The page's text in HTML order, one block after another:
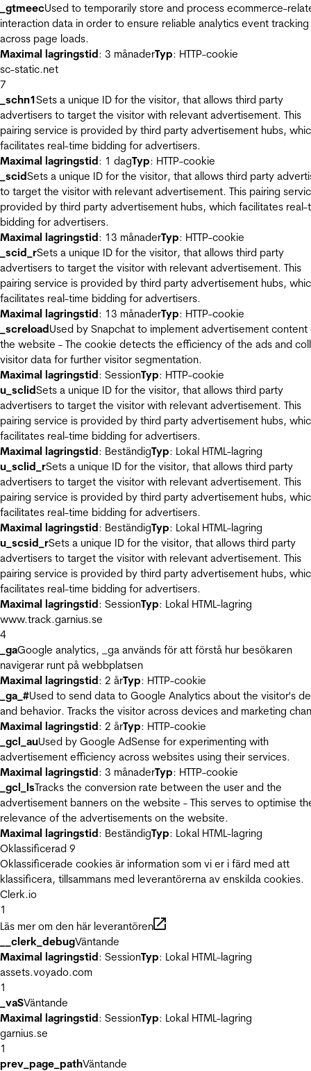
_gtmeecUsed to temporarily store and process ecommerce-
interaction data in order to ensure reliable analytics event tracking
across page loads.
Maximal lagringstid: 3 månaderTyp: HTTP-cookie
sc-static.net
7
_schn1Sets a unique ID for the visitor, that allows third party
advertisers to target the visitor with relevant advertisement. This
pairing service is provided by third party advertisement hubs,
facilitates real-time bidding for advertisers.
Maximal lagringstid: 1 dagTyp: HTTP-cookie
_scidSets a unique ID for the visitor, that allows third party
to target the visitor with relevant advertisement. This pairing
provided by third party advertisement hubs, which facilitates real-
bidding for advertisers.
Maximal lagringstid: 13 månaderTyp: HTTP-cookie
_scid_rSets a unique ID for the visitor, that allows third party
advertisers to target the visitor with relevant advertisement. This
pairing service is provided by third party advertisement hubs,
facilitates real-time bidding for advertisers.
Maximal lagringstid: 13 månaderTyp: HTTP-cookie
_screloadUsed by Snapchat to implement advertisement content
the website - The cookie detects the efficiency of the ads and
visitor data for further visitor segmentation.
Maximal lagringstid: SessionTyp: HTTP-cookie
u_sclidSets a unique ID for the visitor, that allows third party
advertisers to target the visitor with relevant advertisement. This
pairing service is provided by third party advertisement hubs,
facilitates real-time bidding for advertisers.
Maximal lagringstid: BeständigTyp: Lokal HTML-lagring
u_sclid_rSets a unique ID for the visitor, that allows third party
advertisers to target the visitor with relevant advertisement. This
pairing service is provided by third party advertisement hubs,
facilitates real-time bidding for advertisers.
Maximal lagringstid: BeständigTyp: Lokal HTML-lagring
u_scsid_rSets a unique ID for the visitor, that allows third party
advertisers to target the visitor with relevant advertisement. This
pairing service is provided by third party advertisement hubs,
facilitates real-time bidding for advertisers.
Maximal lagringstid: SessionTyp: Lokal HTML-lagring
www.track.garnius.se
4
_gaGoogle analytics, _ga används för att förstå hur besökaren
navigerar runt på webbplatsen
Maximal lagringstid: 2 årTyp: HTTP-cookie
_ga_#Used to send data to Google Analytics about the visitor's
and behavior. Tracks the visitor across devices and marketing
Maximal lagringstid: 2 årTyp: HTTP-cookie
_gcl_auUsed by Google AdSense for experimenting with
advertisement efficiency across websites using their services.
Maximal lagringstid: 3 månaderTyp: HTTP-cookie
_gcl_lsTracks the conversion rate between the user and the
advertisement banners on the website - This serves to optimise
relevance of the advertisements on the website.
Maximal lagringstid: BeständigTyp: Lokal HTML-lagring
Oklassificerad 9
Oklassificerade cookies är information som vi er i färd med att
klassificera, tillsammans med leverantörerna av enskilda cookies.
Clerk.io
1
Läs mer om den här leverantören
__clerk_debugVäntande
Maximal lagringstid: SessionTyp: Lokal HTML-lagring
assets.voyado.com
1
_vaSVäntande
Maximal lagringstid: SessionTyp: Lokal HTML-lagring
garnius.se
1
prev_page_pathVäntande